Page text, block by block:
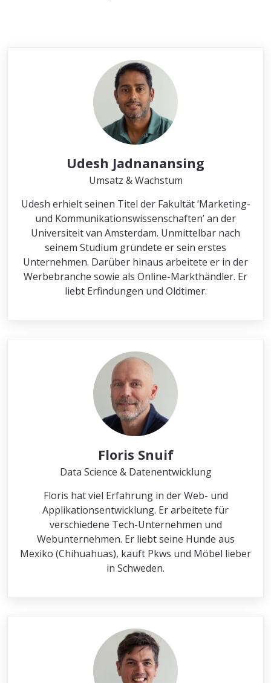
Udesh Jadnanansing
Umsatz & Wachstum
Udesh erhielt seinen Titel der Fakultät ‘Marketing-
und Kommunikationswissenschaften’ an der
Universiteit van Amsterdam. Unmittelbar nach
seinem Studium gründete er sein erstes
Unternehmen. Darüber hinaus arbeitete er in der
Werbebranche sowie als Online-Markthändler. Er
liebt Erfindungen und Oldtimer.
Floris Snuif
Data Science & Datenentwicklung
Floris hat viel Erfahrung in der Web- und
Applikationsentwicklung. Er arbeitete für
verschiedene Tech-Unternehmen und
Webunternehmen. Er liebt seine Hunde aus
Mexiko (Chihuahuas), kauft Pkws und Möbel lieber
in Schweden.